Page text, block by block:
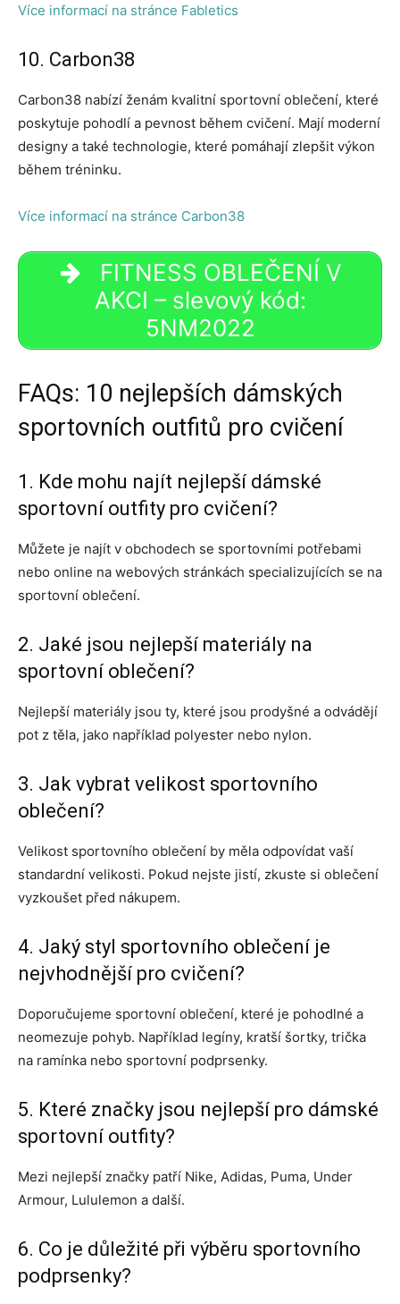
Více informací na stránce Fabletics
10. Carbon38
Carbon38 nabízí ženám kvalitní sportovní oblečení, které
poskytuje pohodlí a pevnost během cvičení. Mají moderní
designy a také technologie, které pomáhají zlepšit výkon
během tréninku.
Více informací na stránce Carbon38
FITNESS OBLEČENÍ V
AKCI – slevový kód:
5NM2022
FAQs: 10 nejlepších dámských
sportovních outfitů pro cvičení
1. Kde mohu najít nejlepší dámské
sportovní outfity pro cvičení?
Můžete je najít v obchodech se sportovními potřebami
nebo online na webových stránkách specializujících se na
sportovní oblečení.
2. Jaké jsou nejlepší materiály na
sportovní oblečení?
Nejlepší materiály jsou ty, které jsou prodyšné a odvádějí
pot z těla, jako například polyester nebo nylon.
3. Jak vybrat velikost sportovního
oblečení?
Velikost sportovního oblečení by měla odpovídat vaší
standardní velikosti. Pokud nejste jistí, zkuste si oblečení
vyzkoušet před nákupem.
4. Jaký styl sportovního oblečení je
nejvhodnější pro cvičení?
Doporučujeme sportovní oblečení, které je pohodlné a
neomezuje pohyb. Například legíny, kratší šortky, trička
na ramínka nebo sportovní podprsenky.
5. Které značky jsou nejlepší pro dámské
sportovní outfity?
Mezi nejlepší značky patří Nike, Adidas, Puma, Under
Armour, Lululemon a další.
6. Co je důležité při výběru sportovního
podprsenky?